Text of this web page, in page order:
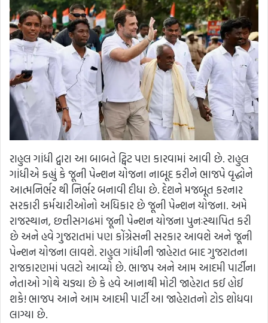
રાહુલ ગાંધી દ્વારા આ બાબતે ટ્વિટ પણ કારવામાં આવી છે. રાહુલ
ગાંધીએ કહ્યું કે જૂની પેન્શન યોજના નાબૂદ કરીને ભાજપે વૃદ્ધોને
આત્મનિર્ભર થી નિર્ભર બનાવી દીધા છે. દેશને મજબૂત કરનાર
સરકારી કર્મચારીઓનો અધિકાર છે જૂની પેન્શન યોજના. અમે
રાજસ્થાન, છત્તીસગઢમાં જૂની પેન્શન યોજના પુનઃસ્થાપિત કરી
છે અને હવે ગુજરાતમાં પણ કોંગ્રેસની સરકાર આવશે અને જૂની
પેન્શન યોજના લાવશે. રાહુલ ગાંધીની જાહેરાત બાદ ગુજરાતના
રાજકારણમાં પલટો આવ્યો છે. ભાજપ અને આમ આદમી પાર્ટીના
નેતાઓ ગોથે ચડ્યા છે કે હવે આનાથી મોટી જાહેરાત કઈ હોઈ
શકે! ભાજપ આને આમ આદમી પાર્ટી આ જાહેરાતનો ટોડ શોધવા
લાગ્યા છે.